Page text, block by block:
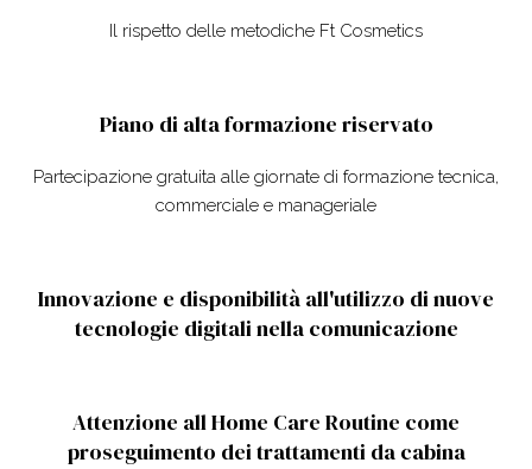
Il rispetto delle metodiche Ft Cosmetics
Piano di alta formazione riservato
Partecipazione gratuita alle giornate di formazione tecnica,
commerciale e manageriale
Innovazione e disponibilità all'utilizzo di nuove
tecnologie digitali nella comunicazione
Attenzione all Home Care Routine come
proseguimento dei trattamenti da cabina